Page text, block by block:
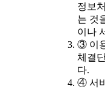
정보
는 것
이나
③ 이
체결
다.
④ 서